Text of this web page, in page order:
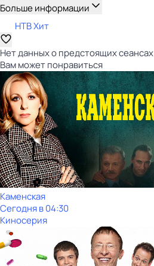
Больше информации
НТВ Хит
Нет данных о предстоящих сеансах
Вам может понравиться
Каменская
Сегодня в 04:30
Киносерия